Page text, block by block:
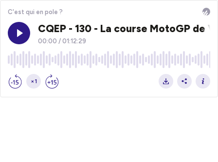
C'est qui en pole ?
CQEP - 130 - La course MotoGP de
00:00 / 01:12:29
×1